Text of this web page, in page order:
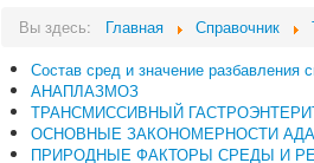
Вы здесь: Главная Справочник
Состав сред и значение разбавления
АНАПЛАЗМОЗ
ТРАНСМИССИВНЫЙ
ОСНОВНЫЕ ЗАКОНОМЕРНОСТИ
ПРИРОДНЫЕ ФАКТОРЫ СРЕДЫ И